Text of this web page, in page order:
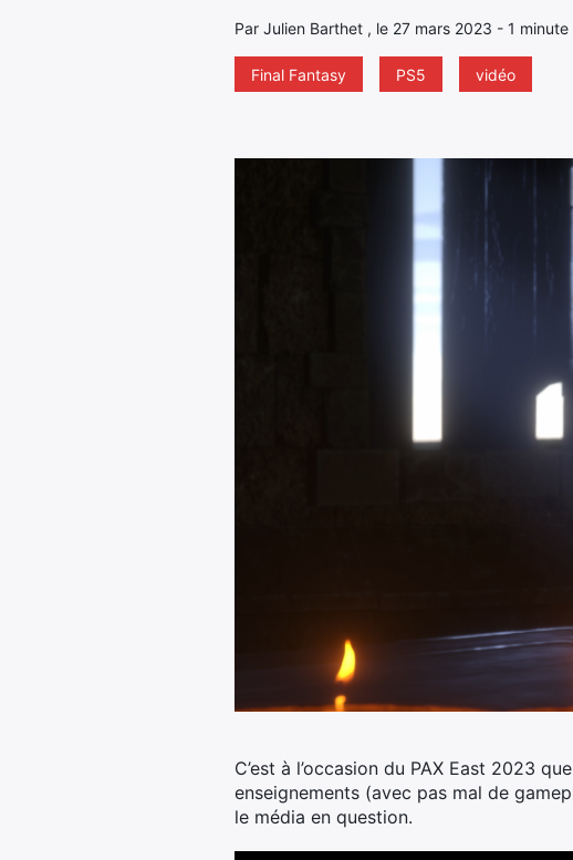
Par Julien Barthet , le 27 mars 2023 - 1
Final Fantasy PS5 vidéo
C’est à l’occasion du PAX East 2023
enseignements (avec pas mal de
le média en question.